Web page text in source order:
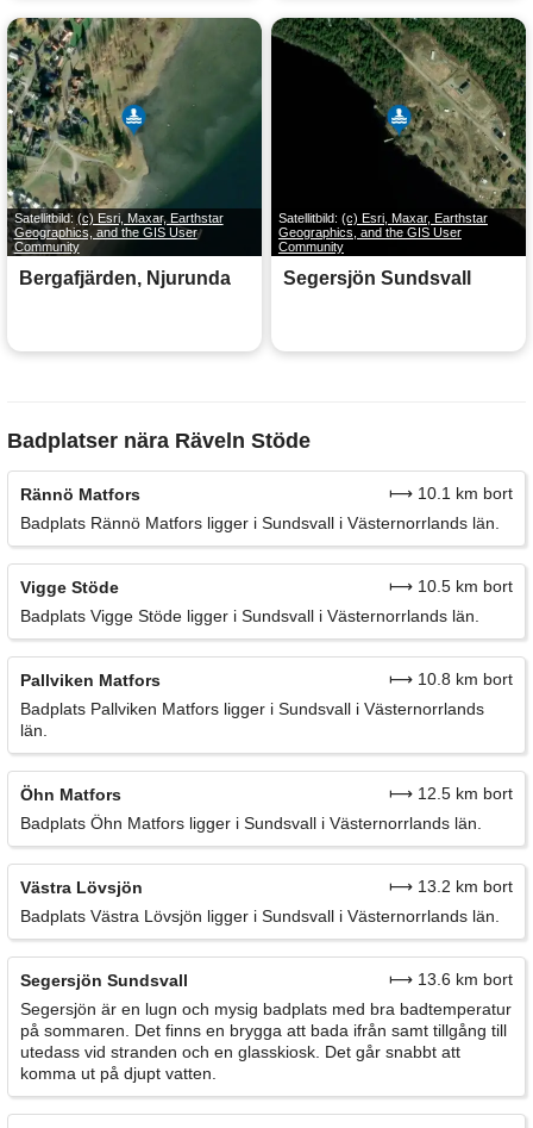
Satellitbild: (c) Esri, Maxar, Earthstar
Geographics, and the GIS User
Community
Bergafjärden, Njurunda
Satellitbild: (c) Esri, Maxar, Earthstar
Geographics, and the GIS User
Community
Segersjön Sundsvall
Badplatser nära Räveln Stöde
Rännö Matfors
⟼ 10.1 km bort
Badplats Rännö Matfors ligger i Sundsvall i Västernorrlands län.
Vigge Stöde
⟼ 10.5 km bort
Badplats Vigge Stöde ligger i Sundsvall i Västernorrlands län.
Pallviken Matfors
⟼ 10.8 km bort
Badplats Pallviken Matfors ligger i Sundsvall i Västernorrlands
län.
Öhn Matfors
⟼ 12.5 km bort
Badplats Öhn Matfors ligger i Sundsvall i Västernorrlands län.
Västra Lövsjön
⟼ 13.2 km bort
Badplats Västra Lövsjön ligger i Sundsvall i Västernorrlands län.
Segersjön Sundsvall
⟼ 13.6 km bort
Segersjön är en lugn och mysig badplats med bra badtemperatur
på sommaren. Det finns en brygga att bada ifrån samt tillgång till
utedass vid stranden och en glasskiosk. Det går snabbt att
komma ut på djupt vatten.